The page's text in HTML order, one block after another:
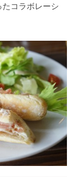
コラボレーシ